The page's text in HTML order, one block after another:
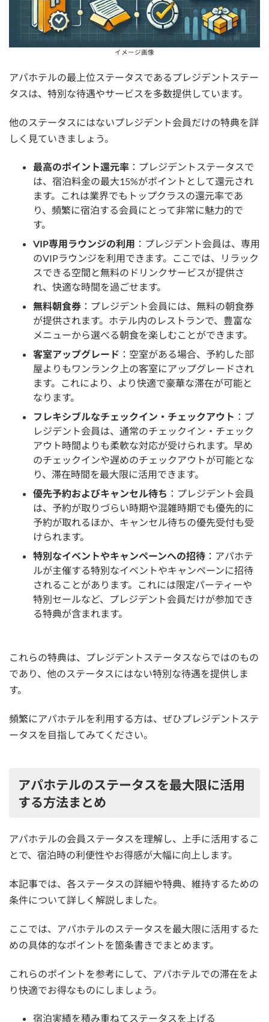
イメージ画像
アパホテルの最上位ステータスであるプレジデントステー
タスは、特別な待遇やサービスを多数提供しています。
他のステータスにはないプレジデント会員だけの特典を詳
しく見ていきましょう。
最高のポイント還元率 ：プレジデントステータスで
は、宿泊料金の最大15%がポイントとして還元され
ます。これは業界でもトップクラスの還元率であ
り、頻繁に宿泊する会員にとって非常に魅力的で
す。
VIP専用ラウンジの利用 ：プレジデント会員は、専用
のVIPラウンジを利用できます。ここでは、リラック
スできる空間と無料のドリンクサービスが提供さ
れ、快適な時間を過ごせます。
無料朝食券 ：プレジデント会員には、無料の朝食券
が提供されます。ホテル内のレストランで、豊富な
メニューから選べる朝食を楽しむことができます。
客室アップグレード ：空室がある場合、予約した部
屋よりもワンランク上の客室にアップグレードされ
ます。これにより、より快適で豪華な滞在が可能と
なります。
フレキシブルなチェックイン・チェックアウト ：プ
レジデント会員は、通常のチェックイン・チェック
アウト時間よりも柔軟な対応が受けられます。早め
のチェックインや遅めのチェックアウトが可能とな
り、滞在時間を最大限に活用できます。
優先予約およびキャンセル待ち ：プレジデント会員
は、予約が取りづらい時期や混雑時期でも優先的に
予約が取れるほか、キャンセル待ちの優先受付も受
けられます。
特別なイベントやキャンペーンへの招待 ：アパホテ
ルが主催する特別なイベントやキャンペーンに招待
されることがあります。これには限定パーティーや
特別セールなど、プレジデント会員だけが参加でき
る特典が含まれます。
これらの特典は、プレジデントステータスならではのもの
であり、他のステータスにはない特別な待遇を提供しま
す。
頻繁にアパホテルを利用する方は、ぜひプレジデントステ
ータスを目指してみてください。
アパホテルのステータスを最大限に活用
する方法まとめ
アパホテルの会員ステータスを理解し、上手に活用するこ
とで、宿泊時の利便性やお得感が大幅に向上します。
本記事では、各ステータスの詳細や特典、維持するための
条件について詳しく解説しました。
ここでは、アパホテルのステータスを最大限に活用するた
めの具体的なポイントを箇条書きでまとめます。
これらのポイントを参考にして、アパホテルでの滞在をよ
り快適でお得なものにしましょう。
宿泊実績を積み重ねてステータスを上げる